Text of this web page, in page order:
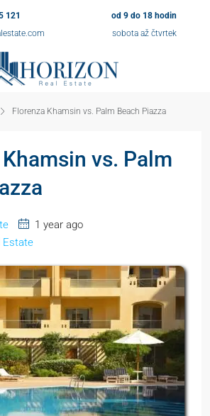
121
od 9 do 18 hodin
sobota až čtvrtek
Florenza Khamsin vs. Palm Beach Piazza
vs. Palm
1 year ago
Estate